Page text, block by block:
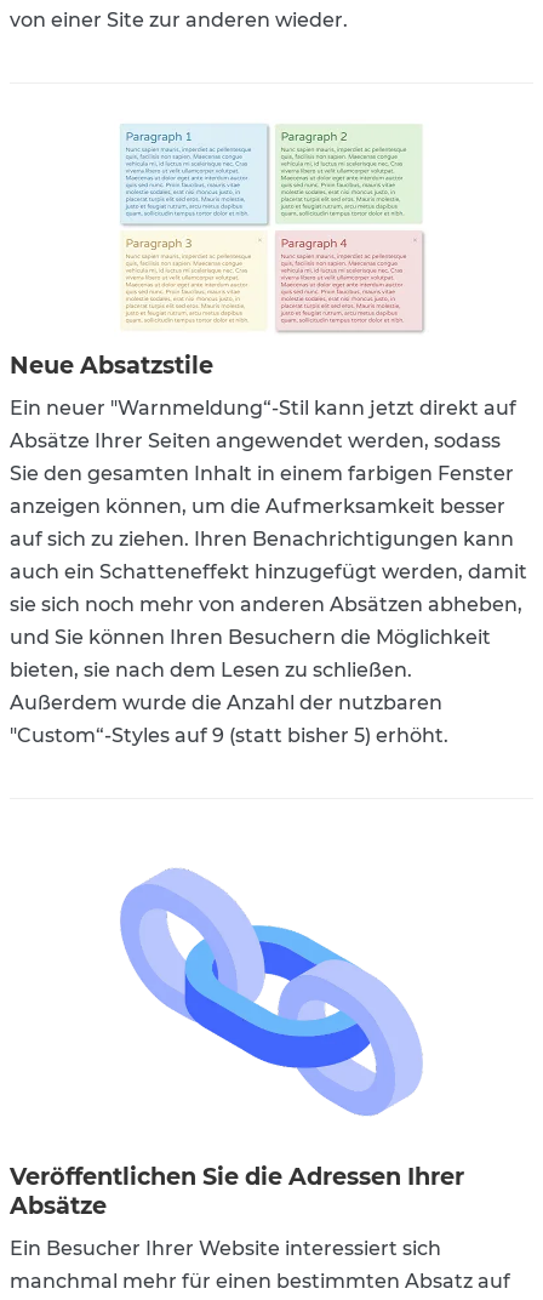
von einer Site zur anderen wieder.
Neue Absatzstile
Ein neuer "Warnmeldung“-Stil kann jetzt direkt auf
Absätze Ihrer Seiten angewendet werden, sodass
Sie den gesamten Inhalt in einem farbigen Fenster
anzeigen können, um die Aufmerksamkeit besser
auf sich zu ziehen. Ihren Benachrichtigungen kann
auch ein Schatteneffekt hinzugefügt werden, damit
sie sich noch mehr von anderen Absätzen abheben,
und Sie können Ihren Besuchern die Möglichkeit
bieten, sie nach dem Lesen zu schließen.
Außerdem wurde die Anzahl der nutzbaren
"Custom“-Styles auf 9 (statt bisher 5) erhöht.
Veröffentlichen Sie die Adressen Ihrer
Absätze
Ein Besucher Ihrer Website interessiert sich
manchmal mehr für einen bestimmten Absatz auf